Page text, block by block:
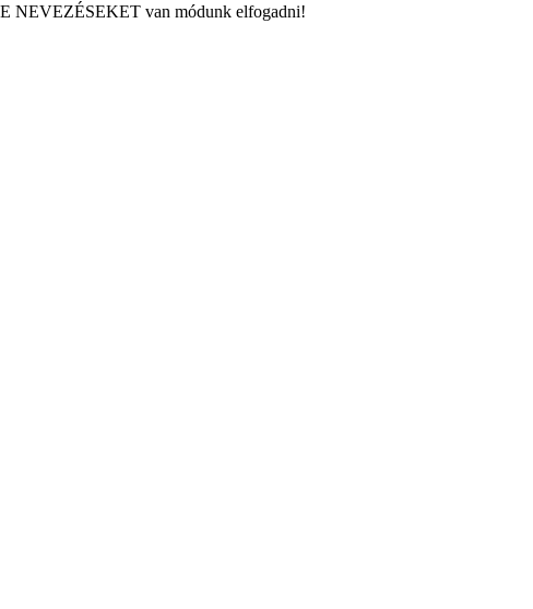
NEVEZÉSEKET van módunk elfogadni!